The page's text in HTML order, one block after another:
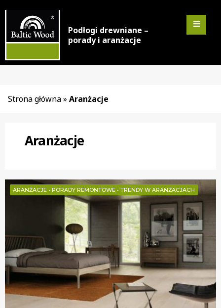
Podłogi drewniane –
porady i aranżacje
Strona główna» Aranżacje
Aranżacje
ARANŻACJE • PORADY REMONTOWE • TRENDY W ARANŻACJACH